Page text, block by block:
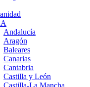
Andalucía
Aragón
Baleares
Canarias
Cantabria
Castilla y León
Castilla-La Mancha